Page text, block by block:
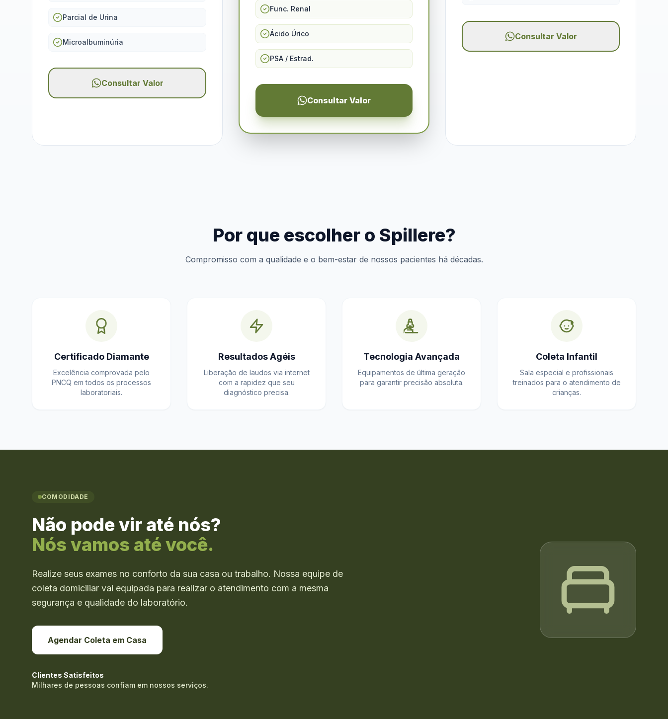
Parcial de Urina
Microalbuminúria
Consultar Valor
Func. Renal
Ácido Úrico
PSA / Estrad.
Consultar Valor
Consultar Valor
Por que escolher o Spillere?
Compromisso com a qualidade e o bem-estar de nossos pacientes há décadas.
Certificado Diamante
Excelência comprovada pelo
PNCQ em todos os processos
laboratoriais.
Resultados Agéis
Liberação de laudos via internet
com a rapidez que seu
diagnóstico precisa.
Tecnologia Avançada
Equipamentos de última geração
para garantir precisão absoluta.
Coleta Infantil
Sala especial e profissionais
treinados para o atendimento de
crianças.
COMODIDADE
Não pode vir até nós?
Nós vamos até você.
Realize seus exames no conforto da sua casa ou trabalho. Nossa equipe de
coleta domiciliar vai equipada para realizar o atendimento com a mesma
segurança e qualidade do laboratório.
Agendar Coleta em Casa
Clientes Satisfeitos
Milhares de pessoas confiam em nossos serviços.